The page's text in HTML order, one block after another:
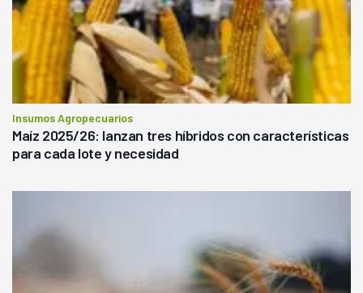
Insumos Agropecuarios
Maíz 2025/26: lanzan tres híbridos con características
para cada lote y necesidad